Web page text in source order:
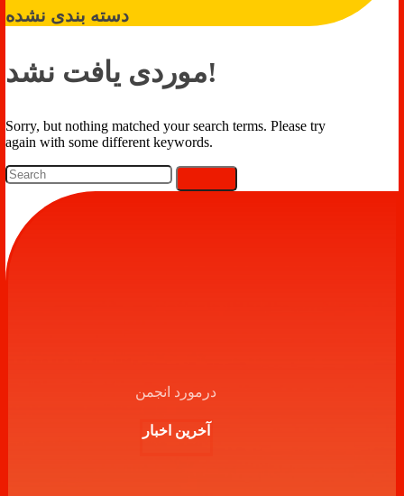
دسته بندی نشده
موردی یافت نشد!
Sorry, but nothing matched your search terms. Please try
again with some different keywords.
درمورد انجمن
آخرین اخبار